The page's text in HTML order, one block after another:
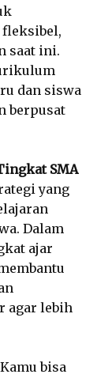
saat ini.
dan siswa
berpusat
SMA
yang
Dalam
ajar
agar lebih
bisa